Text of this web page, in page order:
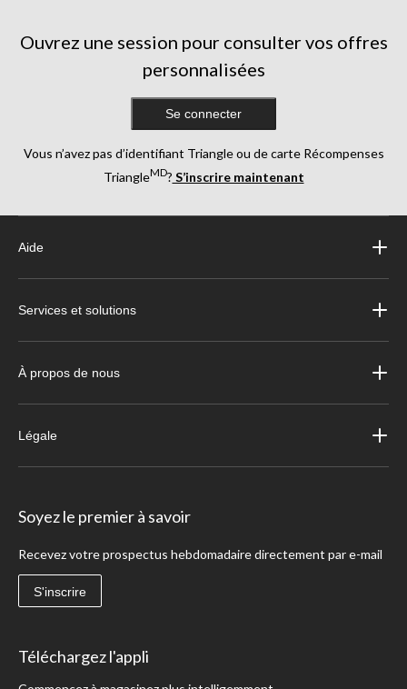
Ouvrez une session pour consulter vos offres
personnalisées
Se connecter
Vous n’avez pas d’identifiant Triangle ou de carte Récompenses
TriangleMD? S’inscrire maintenant
Aide
Services et solutions
À propos de nous
Légale
Soyez le premier à savoir
Recevez votre prospectus hebdomadaire directement par e-mail
S'inscrire
Téléchargez l'appli